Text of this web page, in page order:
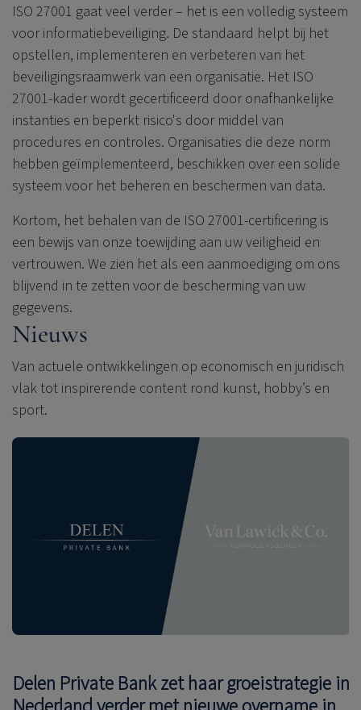
ISO 27001 gaat veel verder – het is een volledig systeem
voor informatiebeveiliging. De standaard helpt bij het
opstellen, implementeren en verbeteren van het
beveiligingsraamwerk van een organisatie. Het ISO
27001-kader wordt gecertificeerd door onafhankelijke
instanties en beperkt risico's door middel van
procedures en controles. Organisaties die deze norm
hebben geïmplementeerd, beschikken over een solide
systeem voor het beheren en beschermen van data.
Kortom, het behalen van de ISO 27001-certificering is
een bewijs van onze toewijding aan uw veiligheid en
vertrouwen. We zien het als een aanmoediging om ons
blijvend in te zetten voor de bescherming van uw
gegevens.
Nieuws
Van actuele ontwikkelingen op economisch en juridisch
vlak tot inspirerende content rond kunst, hobby’s en
sport.
Delen Private Bank zet haar groeistrategie in